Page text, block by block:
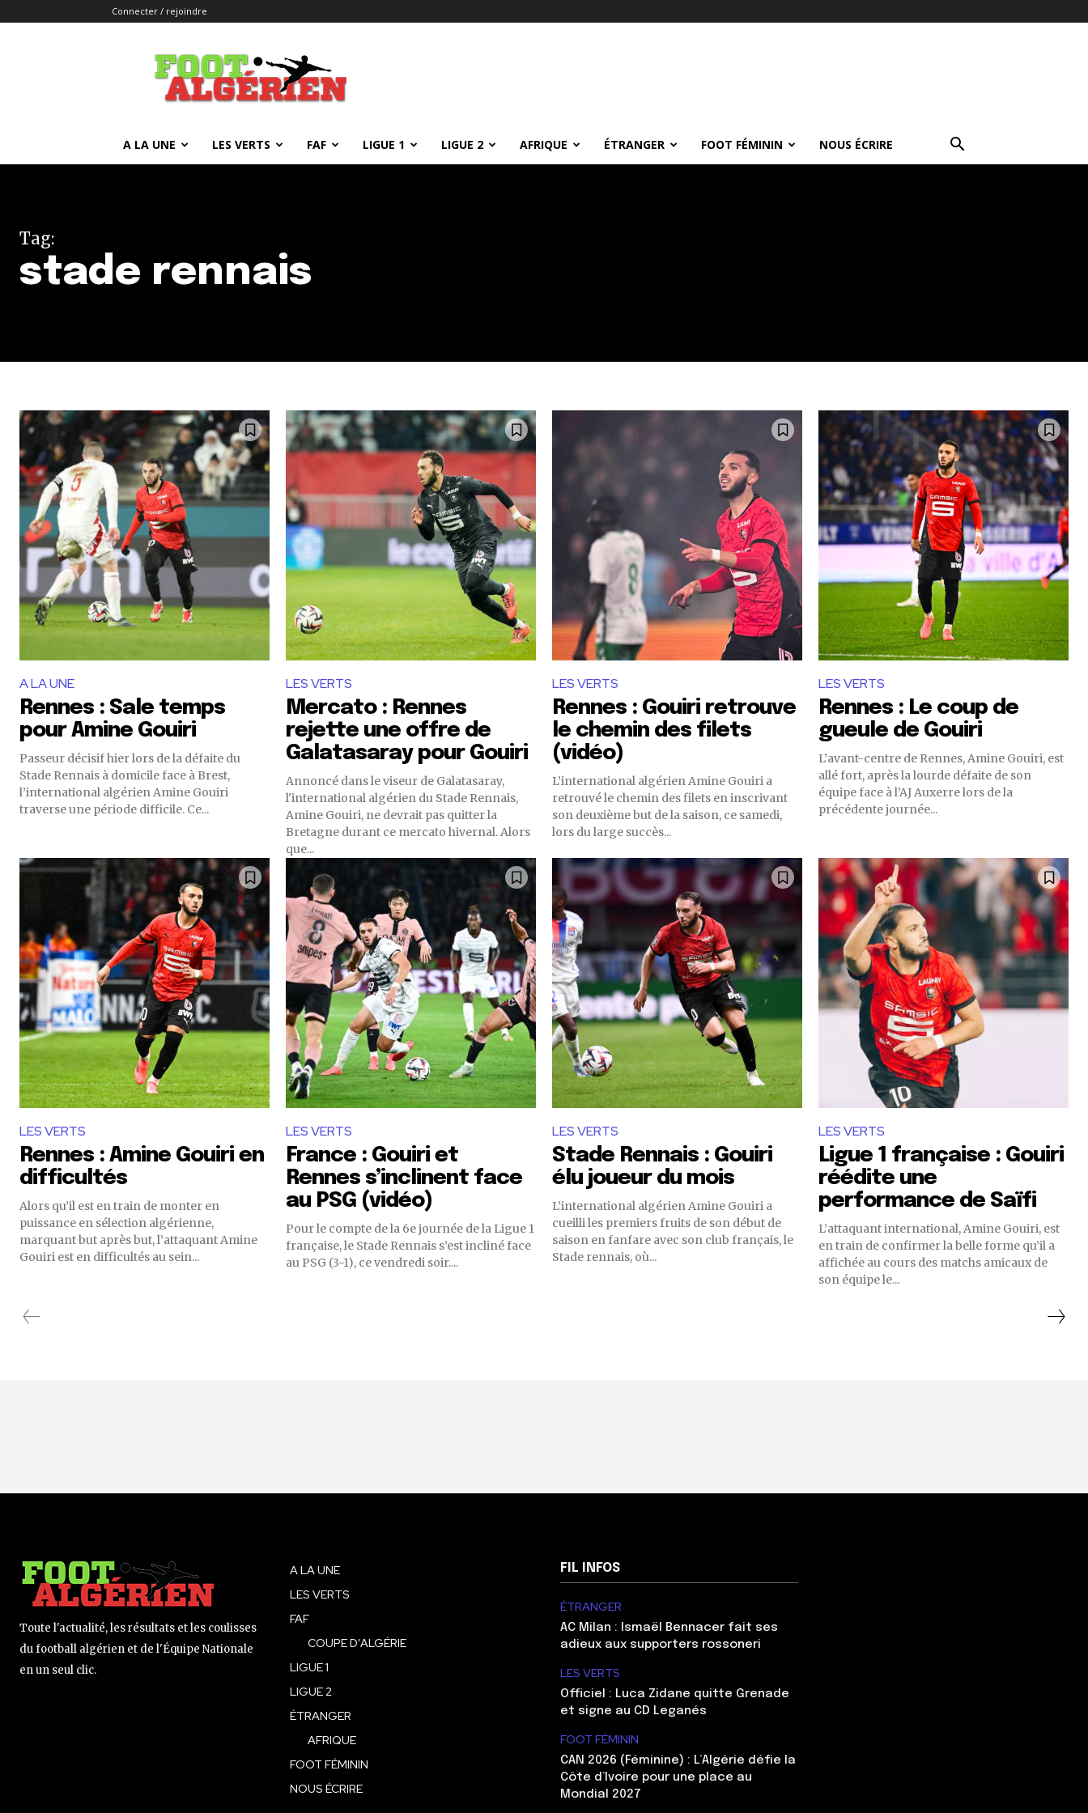
Connecter / rejoindre
FOOTALGERIEN
A LA UNE LES VERTS FAF LIGUE 1 LIGUE 2 AFRIQUE ÉTRANGER FOOT FÉMININ NOUS ÉCRIRE
Tag:
stade rennais
A LA UNE
Rennes : Sale temps
pour Amine Gouiri
Passeur décisif hier lors de la défaite du
Stade Rennais à domicile face à Brest,
l’international algérien Amine Gouiri
traverse une période difficile. Ce...
LES VERTS
Mercato : Rennes
rejette une offre de
Galatasaray pour Gouiri
Annoncé dans le viseur de Galatasaray,
l'international algérien du Stade Rennais,
Amine Gouiri, ne devrait pas quitter la
Bretagne durant ce mercato hivernal. Alors
que...
LES VERTS
Rennes : Gouiri retrouve
le chemin des filets
(vidéo)
L’international algérien Amine Gouiri a
retrouvé le chemin des filets en inscrivant
son deuxième but de la saison, ce samedi,
lors du large succès...
LES VERTS
Rennes : Le coup de
gueule de Gouiri
L’avant-centre de Rennes, Amine Gouiri, est
allé fort, après la lourde défaite de son
équipe face à l’AJ Auxerre lors de la
précédente journée...
LES VERTS
Rennes : Amine Gouiri en
difficultés
Alors qu’il est en train de monter en
puissance en sélection algérienne,
marquant but après but, l’attaquant Amine
Gouiri est en difficultés au sein...
LES VERTS
France : Gouiri et
Rennes s’inclinent face
au PSG (vidéo)
Pour le compte de la 6e journée de la Ligue 1
française, le Stade Rennais s’est incliné face
au PSG (3-1), ce vendredi soir....
LES VERTS
Stade Rennais : Gouiri
élu joueur du mois
L’international algérien Amine Gouiri a
cueilli les premiers fruits de son début de
saison en fanfare avec son club français, le
Stade rennais, où...
LES VERTS
Ligue 1 française : Gouiri
réédite une
performance de Saïfi
L’attaquant international, Amine Gouiri, est
en train de confirmer la belle forme qu’il a
affichée au cours des matchs amicaux de
son équipe le...
Toute l'actualité, les résultats et les coulisses
du football algérien et de l'Équipe Nationale
en un seul clic.
A LA UNE
LES VERTS
FAF
COUPE D’ALGÉRIE
LIGUE 1
LIGUE 2
ÉTRANGER
AFRIQUE
FOOT FÉMININ
NOUS ÉCRIRE
FIL INFOS
ÉTRANGER
AC Milan : Ismaël Bennacer fait ses
adieux aux supporters rossoneri
LES VERTS
Officiel : Luca Zidane quitte Grenade
et signe au CD Leganés
FOOT FÉMININ
CAN 2026 (Féminine) : L’Algérie défie la
Côte d’Ivoire pour une place au
Mondial 2027